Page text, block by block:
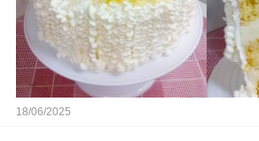
18/06/2025